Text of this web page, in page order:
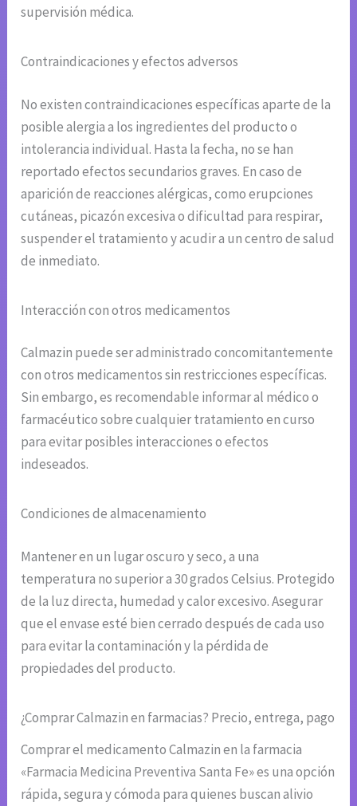
supervisión médica.
Contraindicaciones y efectos adversos
No existen contraindicaciones específicas aparte de la
posible alergia a los ingredientes del producto o
intolerancia individual. Hasta la fecha, no se han
reportado efectos secundarios graves. En caso de
aparición de reacciones alérgicas, como erupciones
cutáneas, picazón excesiva o dificultad para respirar,
suspender el tratamiento y acudir a un centro de salud
de inmediato.
Interacción con otros medicamentos
Calmazin puede ser administrado concomitantemente
con otros medicamentos sin restricciones específicas.
Sin embargo, es recomendable informar al médico o
farmacéutico sobre cualquier tratamiento en curso
para evitar posibles interacciones o efectos
indeseados.
Condiciones de almacenamiento
Mantener en un lugar oscuro y seco, a una
temperatura no superior a 30 grados Celsius. Protegido
de la luz directa, humedad y calor excesivo. Asegurar
que el envase esté bien cerrado después de cada uso
para evitar la contaminación y la pérdida de
propiedades del producto.
¿Comprar Calmazin en farmacias? Precio, entrega, pago
Comprar el medicamento Calmazin en la farmacia
«Farmacia Medicina Preventiva Santa Fe» es una opción
rápida, segura y cómoda para quienes buscan alivio